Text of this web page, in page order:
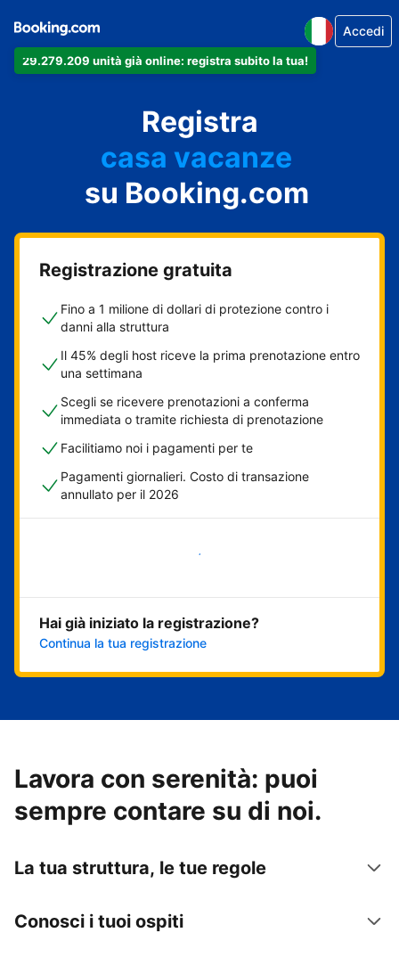
29.279.209 unità già online: registra subito la tua!
Accedi
Registra
il tuo appartamento
il tuo hotel
casa vacanze
la tua guest house
il tuo B&B
su Booking.com
Registrazione gratuita
Fino a 1 milione di dollari di protezione contro i
danni alla struttura
Il 45% degli host riceve la prima prenotazione entro
una settimana
Scegli se ricevere prenotazioni a conferma
immediata o tramite richiesta di prenotazione
Facilitiamo noi i pagamenti per te
Pagamenti giornalieri. Costo di transazione
annullato per il 2026
Inizia ora
Hai già iniziato la registrazione?
Continua la tua registrazione
Lavora con serenità: puoi
sempre contare su di noi.
La tua struttura, le tue regole
Conosci i tuoi ospiti